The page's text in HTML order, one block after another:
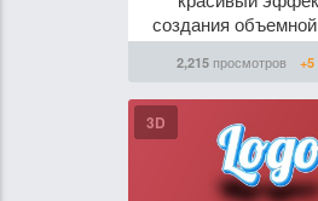
создания
2,215просмотров +5
3D